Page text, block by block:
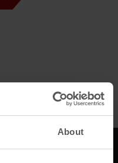
About